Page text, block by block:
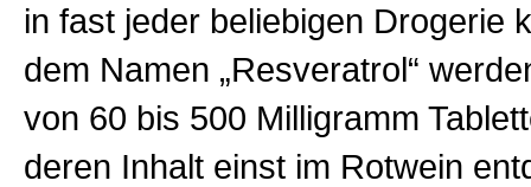
in fast jeder beliebigen Drogerie
dem Namen „Resveratrol“
von 60 bis 500 Milligramm
deren Inhalt einst im Rotwein